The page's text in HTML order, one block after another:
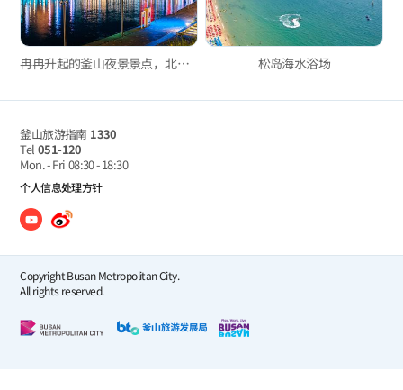
冉冉升起的釜山夜景景点，北港亲水公园 松岛海水浴场
釜山旅游指南 1330
Tel 051-120
Mon. - Fri 08:30 - 18:30
个人信息处理方针
Copyright Busan Metropolitan City.
All rights reserved.